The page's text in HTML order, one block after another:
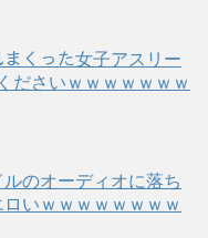
まくった女子アスリー
ださいｗｗｗｗｗｗｗ
ルのオーディオに落ち
いｗｗｗｗｗｗｗｗ